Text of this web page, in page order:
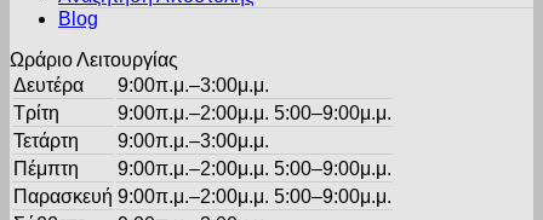
Blog
Ωράριο Λειτουργίας
Δευτέρα
9:00π.μ.–3:00μ.μ.
Τρίτη
9:00π.μ.–2:00μ.μ. 5:00–9:00μ.μ.
Τετάρτη
9:00π.μ.–3:00μ.μ.
Πέμπτη
9:00π.μ.–2:00μ.μ. 5:00–9:00μ.μ.
Παρασκευή 9:00π.μ.–2:00μ.μ. 5:00–9:00μ.μ.